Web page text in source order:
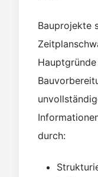
Bauprojekte
durch: